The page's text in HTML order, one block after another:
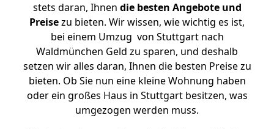
stets daran, Ihnen die besten Angebote und
Preisezu bieten. Wir wissen, wie wichtig es ist,
bei einem Umzug von Stuttgart nach
Waldmünchen Geld zu sparen, und deshalb
setzen wir alles daran, Ihnen die besten Preise zu
bieten. Ob Sie nun eine kleine Wohnung haben
oder ein großes Haus in Stuttgart besitzen, was
umgezogen werden muss.